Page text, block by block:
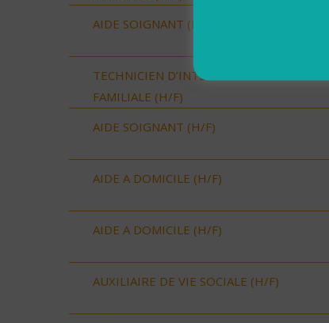
AIDE SOIGNANT (H/F)
TECHNICIEN D’INTERVENTION SOCIALE ET
FAMILIALE (H/F)
AIDE SOIGNANT (H/F)
AIDE A DOMICILE (H/F)
AIDE A DOMICILE (H/F)
AUXILIAIRE DE VIE SOCIALE (H/F)